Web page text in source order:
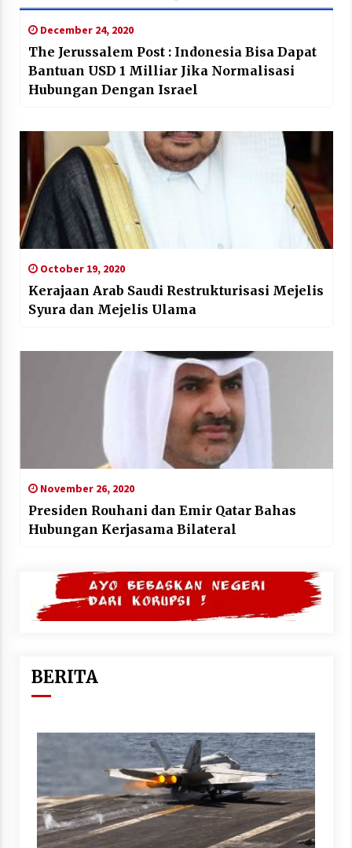
December 24, 2020
The Jerussalem Post : Indonesia Bisa Dapat
Bantuan USD 1 Milliar Jika Normalisasi
Hubungan Dengan Israel
October 19, 2020
Kerajaan Arab Saudi Restrukturisasi Mejelis
Syura dan Mejelis Ulama
November 26, 2020
Presiden Rouhani dan Emir Qatar Bahas
Hubungan Kerjasama Bilateral
BERITA